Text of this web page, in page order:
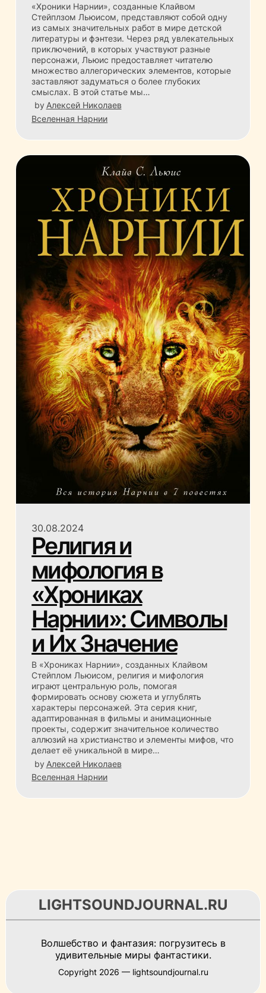
«Хроники Нарнии», созданные Клайвом
Стейплзом Льюисом, представляют собой одну
из самых значительных работ в мире детской
литературы и фэнтези. Через ряд увлекательных
приключений, в которых участвуют разные
персонажи, Льюис предоставляет читателю
множество аллегорических элементов, которые
заставляют задуматься о более глубоких
смыслах. В этой статье мы…
by Алексей Николаев
Вселенная Нарнии
30.08.2024
Религия и
мифология в
«Хрониках
Нарнии»: Символы
и Их Значение
В «Хрониках Нарнии», созданных Клайвом
Стейплом Льюисом, религия и мифология
играют центральную роль, помогая
формировать основу сюжета и углублять
характеры персонажей. Эта серия книг,
адаптированная в фильмы и анимационные
проекты, содержит значительное количество
аллюзий на христианство и элементы мифов, что
делает её уникальной в мире…
by Алексей Николаев
Вселенная Нарнии
LIGHTSOUNDJOURNAL.RU
Волшебство и фантазия: погрузитесь в
удивительные миры фантастики.
Copyright 2026 — lightsoundjournal.ru